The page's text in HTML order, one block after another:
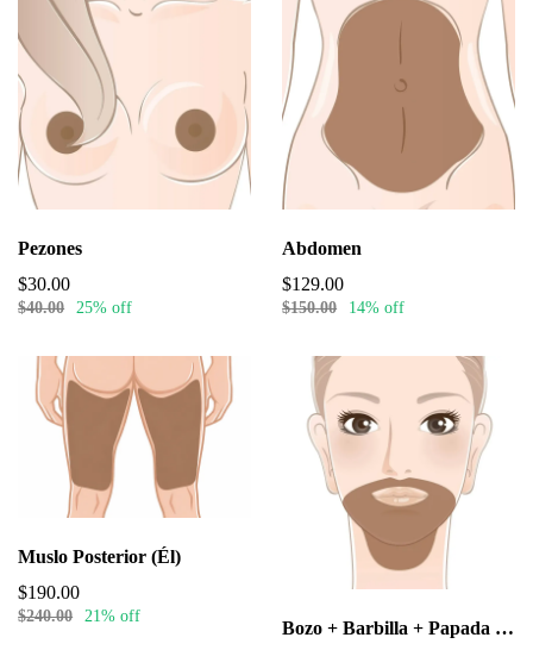
Pezones
$30.00
$40.00 25% off
Abdomen
$129.00
$150.00 14% off
Muslo Posterior (Él)
$190.00
$240.00 21% off
Bozo + Barbilla + Papada + Cuello